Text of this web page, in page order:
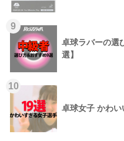
9
卓球ラバーの選
選】
10
卓球女子 かわい